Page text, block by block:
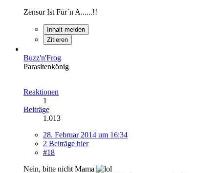
Zensur Ist Für´n A......!!
Inhalt melden
Zitieren
Buzz'n'Frog
Parasitenkönig
Reaktionen
1
Beiträge
1.013
28. Februar 2014 um 16:34
2 Beiträge hier
#18
Nein, bitte nicht Mama